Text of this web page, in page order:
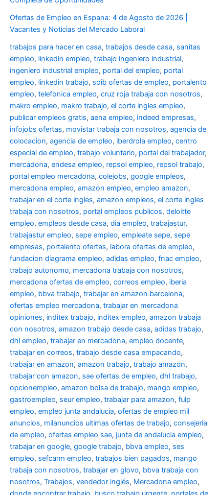
Ofertas de Empleo en Espana: 4 de Agosto de 2026 |
Vacantes y Noticias del Mercado Laboral
trabajos para hacer en casa, trabajos desde casa, sanitas
empleo, linkedin empleo, trabajo ingeniero industrial,
ingeniero industrial empleo, portal del empleo, portal
empleo, linkedin trabajo, soib ofertas de empleo, portalento
empleo, telefonica empleo, cruz roja trabaja con nosotros,
makro empleo, makro trabajo, el corte ingles empleo,
publicar empleos gratis, aena empleo, indeed empresas,
infojobs ofertas, movistar trabaja con nosotros, agencia de
colocacion, agencia de empleo, iberdrola empleo, centro
especial de empleo, trabajo voluntario, portal del trabajador,
mercadona, endesa empleo, repsol empleo, repsol trabajo,
portal empleo mercadona, colejobs, google empleos,
mercadona empleo, amazon empleo, empleo amazon,
trabajar en el corte ingles, amazon empleos, el corte ingles
trabaja con nosotros, portal empleos publicos, deloitte
empleo, empleos desde casa, dia empleo, trabajastur,
trabajastur empleo, sepe empleo, empleate sepe, sepe
empresas, portalento ofertas, labora ofertas de empleo,
fundacion diagrama empleo, adidas empleo, fnac empleo,
trabajo autonomo, mercadona trabaja con nosotros,
mercadona ofertas de empleo, correos empleo, iberia
empleo, bbva trabajo, trabajar en amazon barcelona,
ofertas empleo mercadona, trabajar en mercadona
opiniones, inditex trabajo, inditex empleo, amazon trabaja
con nosotros, amazon trabajo desde casa, adidas trabajo,
dhl empleo, trabajar en mercadona, empleo docente,
trabajar en correos, trabajo desde casa empacando,
trabajar en amazon, amazon trabajo, trabajo amazon,
trabajar con amazon, sae ofertas de empleo, dhl trabajo,
opcionempleo, amazon bolsa de trabajo, mango empleo,
gastroempleo, seur empleo, trabajar para amazon, fulp
empleo, empleo junta andalucia, ofertas de empleo mil
anuncios, milanuncios ultimas ofertas de trabajo, consejeria
de empleo, ofertas empleo sae, junta de andalucia empleo,
trabajar en google, google trabajo, bbva empleo, ses
empleo, sefcarm empleo, trabajos bien pagados, mango
trabaja con nosotros, trabajar en glovo, bbva trabaja con
nosotros, Trabajos, vendedor inglés, Mercadona empleo,